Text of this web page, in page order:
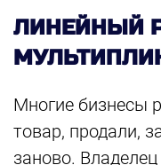
ЛИНЕЙНЫЙ
Многие бизнесы
товар, продали,
заново.